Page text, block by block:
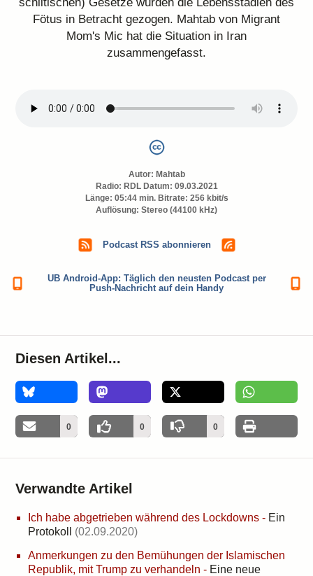
Fötus in Betracht gezogen. Mahtab von Migrant
Mom's Mic hat die Situation in Iran
zusammengefasst.
Autor: Mahtab
Radio: RDL Datum: 09.03.2021
Länge: 05:44 min. Bitrate: 256 kbit/s
Auflösung: Stereo (44100 kHz)
Podcast RSS abonnieren
UB Android-App: Täglich den neusten Podcast per
Push-Nachricht auf dein Handy
Diesen Artikel...
0 0 0
Verwandte Artikel
Ich habe abgetrieben während des Lockdowns - Ein
Protokoll
(02.09.2020)
Anmerkungen zu den Bemühungen der Islamischen
Republik, mit Trump zu verhandeln - Eine neue